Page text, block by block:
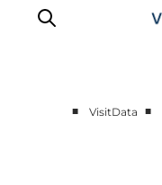
■ VisitData ■